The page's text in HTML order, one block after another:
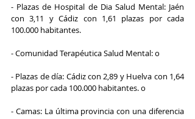
- Plazas de Hospital de Dia Salud Mental: Jaén
con 3,11 y Cádiz con 1,61 plazas por cada
100.000 habitantes.
- Comunidad Terapéutica Salud Mental: o
- Plazas de día: Cádiz con 2,89 y Huelva con 1,64
plazas por cada 100.000 habitantes. o
- Camas: La última provincia con una diferencia